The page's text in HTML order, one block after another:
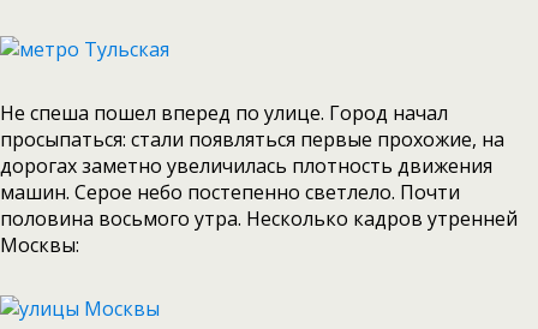
Не спеша пошел вперед по улице. Город начал
просыпаться: стали появляться первые прохожие, на
дорогах заметно увеличилась плотность движения
машин. Серое небо постепенно светлело. Почти
половина восьмого утра. Несколько кадров утренней
Москвы: